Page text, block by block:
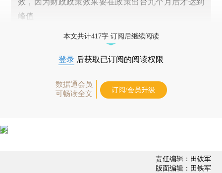
峰值
本文共计417字 订阅后继续阅读
登录 后获取已订阅的阅读权限
数据通会员
可畅读全文
订阅/会员升级
责任编辑：田铁军
版面编辑：田铁军